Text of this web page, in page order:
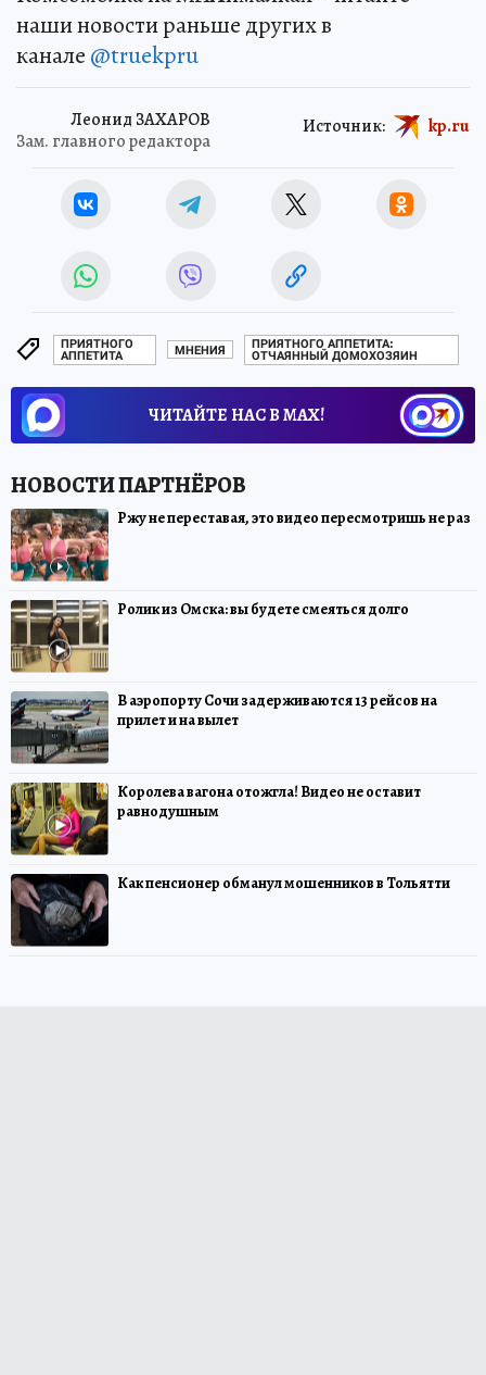
наши новости раньше других в
канале @truekpru
Леонид ЗАХАРОВ
Зам. главного редактора
Источник: kp.ru
ПРИЯТНОГО
АППЕТИТА
МНЕНИЯ
ПРИЯТНОГО АППЕТИТА:
ОТЧАЯННЫЙ ДОМОХОЗЯИН
ЧИТАЙТЕ НАС В МАХ!
Ржу не переставая, это видео пересмотришь не раз
Ролик из Омска: вы будете смеяться долго
В аэропорту Сочи задерживаются 13 рейсов на
прилет и на вылет
Королева вагона отожгла! Видео не оставит
равнодушным
Как пенсионер обманул мошенников в Тольятти